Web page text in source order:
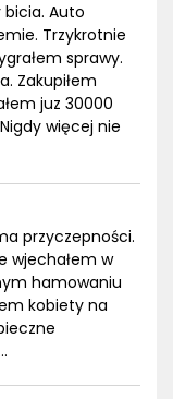
bicia. Auto
Trzykrotnie
sprawy.
Zakupiłem
juz 30000
więcej nie
przyczepności.
wjechałem w
hamowaniu
kobiety na